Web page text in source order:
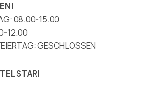
08.00-15.00
12.00
GESCHLOSSEN
STARI